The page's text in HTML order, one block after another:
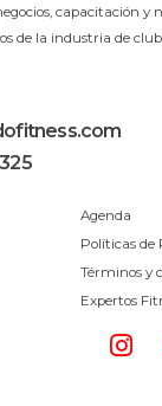
capacitación y
de la industria de
Agenda
Políticas de
Términos y
Expertos